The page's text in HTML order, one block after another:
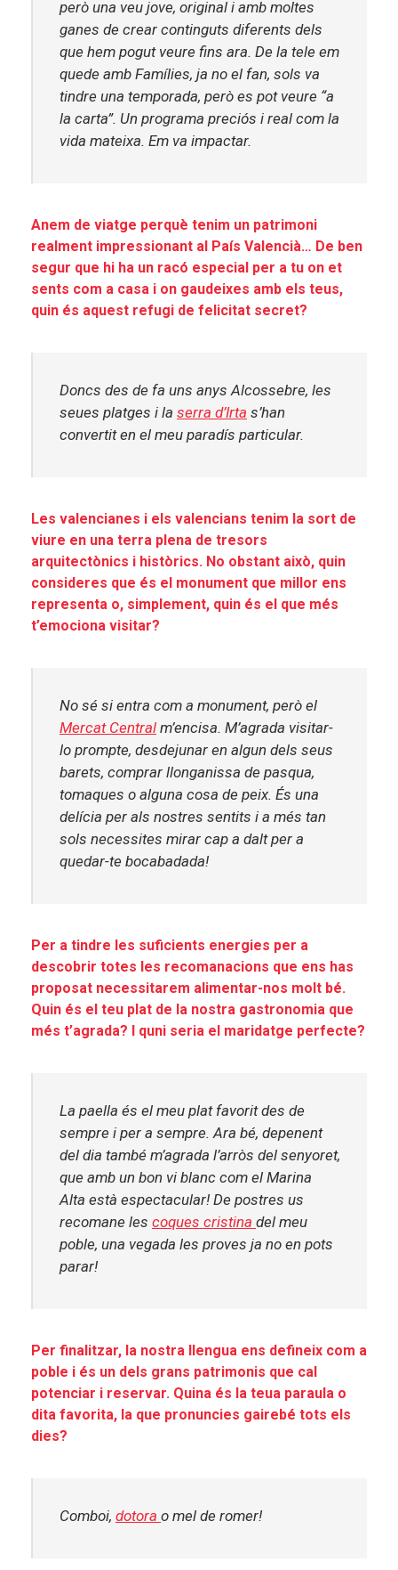
però una veu jove, original i amb moltes
ganes de crear continguts diferents dels
que hem pogut veure fins ara. De la tele em
quede amb Famílies, ja no el fan, sols va
tindre una temporada, però es pot veure “a
la carta”. Un programa preciós i real com la
vida mateixa. Em va impactar.
Anem de viatge perquè tenim un patrimoni
realment impressionant al País Valencià… De ben
segur que hi ha un racó especial per a tu on et
sents com a casa i on gaudeixes amb els teus,
quin és aquest refugi de felicitat secret?
Doncs des de fa uns anysAlcossebre, les
seues platges i la serra d’Irta s’han
convertit en el meu paradís particular.
Les valencianes i els valencians tenim la sort de
viure en una terra plena de tresors
arquitectònics i històrics. No obstant això, quin
consideres que és el monument que millor ens
representa o, simplement, quin és el que més
t’emociona visitar?
No sé si entra com a monument, però el
Mercat Central m’encisa. M’agrada visitar-
lo prompte, desdejunar en algun dels seus
barets, comprar llonganissa de pasqua,
tomaques o alguna cosa de peix. És una
delícia per als nostres sentits i a més tan
sols necessites mirar cap a dalt per a
quedar-te bocabadada!
Per a tindre les suficients energies per a
descobrir totes les recomanacions que ens has
proposat necessitarem alimentar-nos molt bé.
Quin és el teu plat de la nostra gastronomia que
més t’agrada? I quni seria el maridatge perfecte?
La paella és el meu plat favorit des de
sempre i per a sempre. Ara bé, depenent
del dia també m’agrada l’arròs del senyoret,
que amb un bon vi blanc com el Marina
Alta està espectacular! De postres us
recomane les coques cristina del meu
poble, una vegada les proves ja no en pots
parar!
Per finalitzar, la nostra llengua ens defineix com a
poble i és un dels grans patrimonis que cal
potenciar i reservar. Quina és la teua paraula o
dita favorita, la que pronuncies gairebé tots els
dies?
Comboi, dotora o mel de romer!